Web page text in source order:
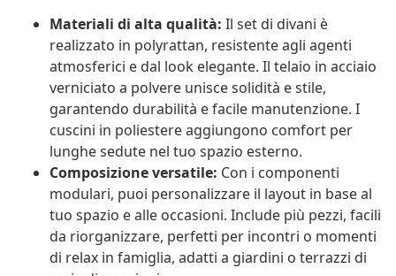
Materiali di alta qualità: Il set di divani è
realizzato in polyrattan, resistente agli agenti
atmosferici e dal look elegante. Il telaio in acciaio
verniciato a polvere unisce solidità e stile,
garantendo durabilità e facile manutenzione. I
cuscini in poliestere aggiungono comfort per
lunghe sedute nel tuo spazio esterno.
Composizione versatile: Con i componenti
modulari, puoi personalizzare il layout in base al
tuo spazio e alle occasioni. Include più pezzi, facili
da riorganizzare, perfetti per incontri o momenti
di relax in famiglia, adatti a giardini o terrazzi di